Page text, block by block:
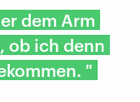
dem Arm
ob ich denn
"